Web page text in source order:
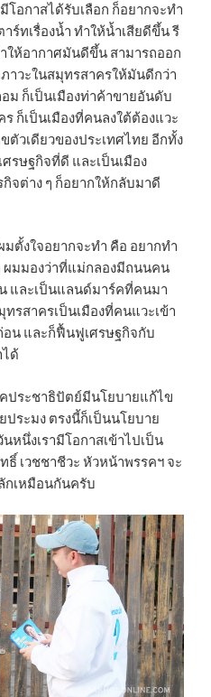
อกาสได้รับเลือก ก็อยากจะทำ
ร์ทเรื่องน้ำ ทำให้น้ำเสียดีขึ้น รี
ให้อากาศมันดีขึ้น สามารถออก
วะในสมุทรสาครให้มันดีกว่า
ม ก็เป็นเมืองท่าค้าขายอันดับ
ก็เป็นเมืองที่คนลงใต้ต้องแวะ
ตัวเดียวของประเทศไทย อีกทั้ง
รษฐกิจที่ดี และเป็นเมือง
จต่าง ๆ ก็อยากให้กลับมาดี
ตั้งใจอยากจะทำ คือ อยากทำ
มมองว่าที่แม่กลองมีถนนคน
และเป็นแลนด์มาร์คที่คนมา
รสาครเป็นเมืองที่คนแวะเข้า
น และก็ฟื้นฟูเศรษฐกิจกับ
ด้
ประชาธิปัตย์มีนโยบายแก้ไข
ประมง ตรงนี้ก็เป็นนโยบาย
หนึ่งเรามีโอกาสเข้าไปเป็น
เวชชาชีวะ หัวหน้าพรรคฯ จะ
กเหมือนกันครับ